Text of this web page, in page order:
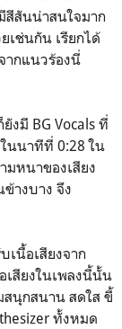
สีสันน่าสนใจมาก
เช่นกัน เรียกได้
ากแนวร้องนี่
งมี BG Vocals ที่
นนาทีที่ 0:28 ใน
มหนาของเสียง
ข้างบาง จึง
เนื้อเสียงจาก
สียงในเพลงนี้นั้น
นุกสนาน สดใส ขี้
ทั้งหมด